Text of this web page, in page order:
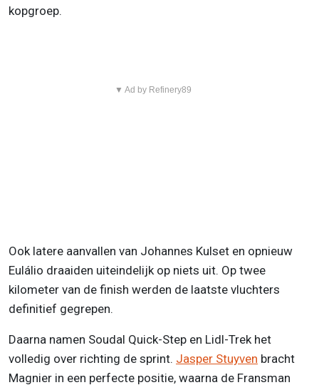
kopgroep.
▼ Ad by Refinery89
Ook latere aanvallen van Johannes Kulset en opnieuw
Eulálio draaiden uiteindelijk op niets uit. Op twee
kilometer van de finish werden de laatste vluchters
definitief gegrepen.
Daarna namen Soudal Quick-Step en Lidl-Trek het
volledig over richting de sprint. Jasper Stuyven bracht
Magnier in een perfecte positie, waarna de Fransman